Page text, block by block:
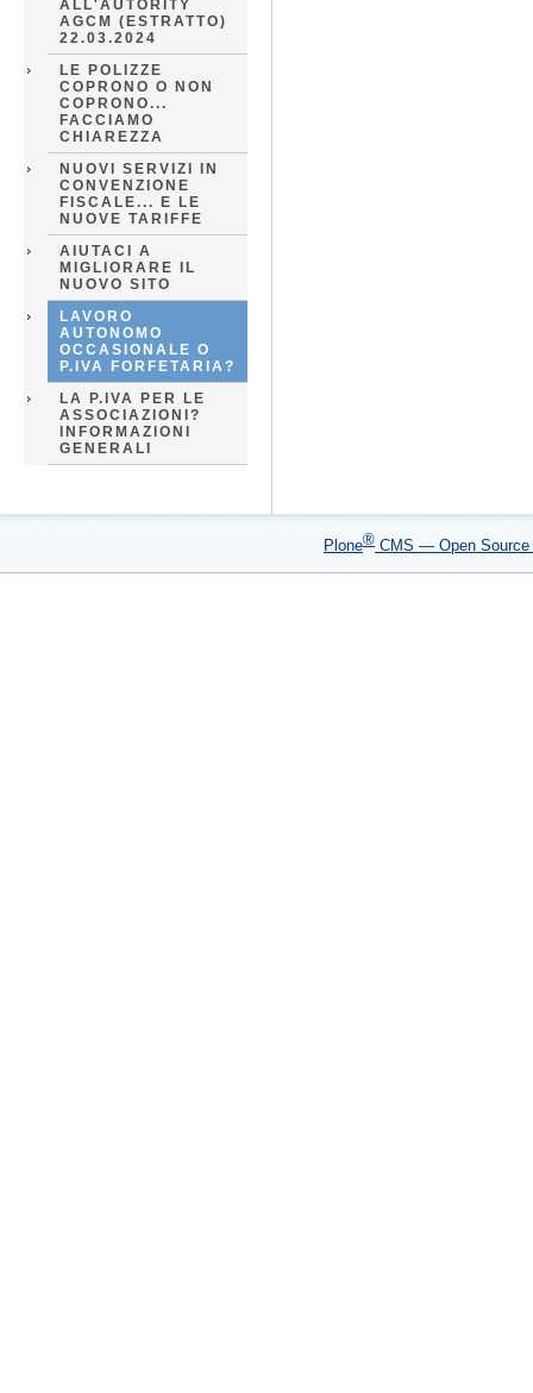
ALL'AUTORITY
AGCM (ESTRATTO)
22.03.2024
LE POLIZZE
COPRONO O NON
COPRONO...
FACCIAMO
CHIAREZZA
NUOVI SERVIZI IN
CONVENZIONE
FISCALE... E LE
NUOVE TARIFFE
AIUTACI A
MIGLIORARE IL
NUOVO SITO
LAVORO
AUTONOMO
OCCASIONALE O
P.IVA FORFETARIA?
LA P.IVA PER LE
ASSOCIAZIONI?
INFORMAZIONI
GENERALI
Plone® CMS — Open Source